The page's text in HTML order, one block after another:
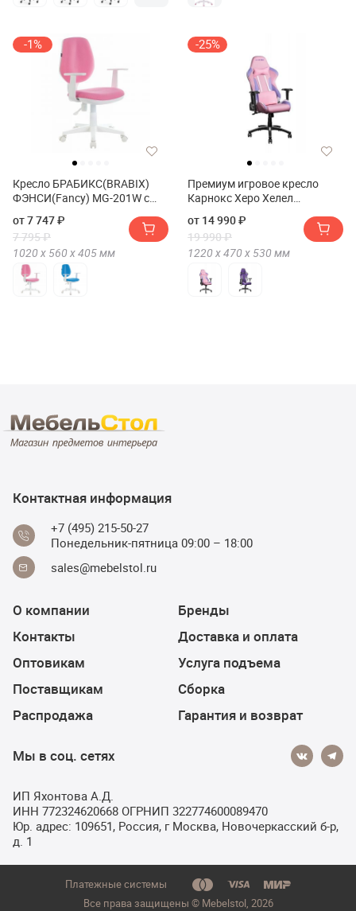
-1%
Кресло БРАБИКС(BRABIX)
ФЭНСИ(Fancy) MG-201W с
от 7 747 ₽
7 795 ₽
1020 х 560 х405мм
-25%
Премиум игровое кресло
Карнокс Херо Хелел
кресло KARNOX HERO Helel
Edition)
от 14 990 ₽
19 990 ₽
1220 х470 х 530 мм
Контактная информация
+7 (495) 215-50-27
Понедельник-пятница 09:00 – 18:00
sales@mebelstol.ru
О компании
Контакты
Оптовикам
Поставщикам
Распродажа
Бренды
Доставка и оплата
Услуга подъема
Сборка
Гарантия и возврат
Мы в соц. сетях
ИП Яхонтова А.Д.
ИНН 772324620668 ОГРНИП 322774600089470
Юр. адрес: 109651, Россия, г Москва, Новочеркасский б-р,
д. 1
Платежные системы
Все права защищены © Мebelstol, 2026